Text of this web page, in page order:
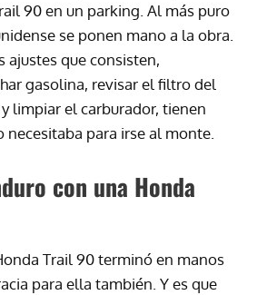
90 en un parking. Al más puro
se ponen mano a la obra.
ajustes que consisten,
gasolina, revisar el filtro del
limpiar el carburador, tienen
para irse al monte.
con una Honda
Trail 90 terminó en manos
para ella también. Y es que